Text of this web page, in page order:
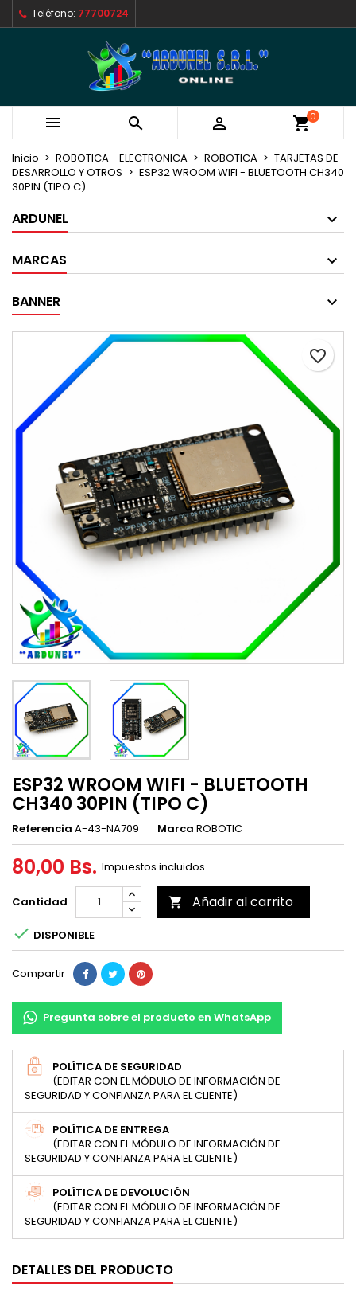
Teléfono: 77700724
   shopping_cart0
Inicio ROBOTICA - ELECTRONICA ROBOTICA
TARJETAS DE
DESARROLLO Y OTROS
ESP32 WROOM WIFI - BLUETOOTH CH340
30PIN (TIPO C)
ARDUNEL
MARCAS
BANNER
ESP32 WROOM WIFI - BLUETOOTH
CH340 30PIN (TIPO C)
Referencia A-43-NA709 Marca ROBOTIC
80,00 Bs. Impuestos incluidos
Cantidad  Añadir al carrito
favorite_border
 DISPONIBLE
Compartir
Pregunta sobre el producto en WhatsApp
POLÍTICA DE SEGURIDAD
(EDITAR CON EL MÓDULO DE INFORMACIÓN DE
SEGURIDAD Y CONFIANZA PARA EL CLIENTE)
POLÍTICA DE ENTREGA
(EDITAR CON EL MÓDULO DE INFORMACIÓN DE
SEGURIDAD Y CONFIANZA PARA EL CLIENTE)
POLÍTICA DE DEVOLUCIÓN
(EDITAR CON EL MÓDULO DE INFORMACIÓN DE
SEGURIDAD Y CONFIANZA PARA EL CLIENTE)
DETALLES DEL PRODUCTO
Mi lista de deseos ×
Crear nueva lista
Crear lista de deseos ×
Nombre de la lista de deseos
Cancelar Crear lista de deseos
Iniciar sesión ×
Debe iniciar sesión para guardar productos en su
lista de deseos.
Cancelar Iniciar sesión